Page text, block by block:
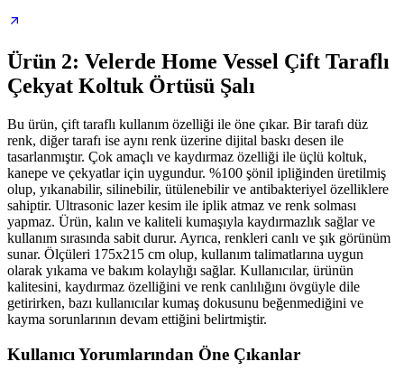
Ürün 2: Velerde Home Vessel Çift Taraflı
Çekyat Koltuk Örtüsü Şalı
Bu ürün, çift taraflı kullanım özelliği ile öne çıkar. Bir tarafı düz
renk, diğer tarafı ise aynı renk üzerine dijital baskı desen ile
tasarlanmıştır. Çok amaçlı ve kaydırmaz özelliği ile üçlü koltuk,
kanepe ve çekyatlar için uygundur. %100 şönil ipliğinden üretilmiş
olup, yıkanabilir, silinebilir, ütülenebilir ve antibakteriyel özelliklere
sahiptir. Ultrasonic lazer kesim ile iplik atmaz ve renk solması
yapmaz. Ürün, kalın ve kaliteli kumaşıyla kaydırmazlık sağlar ve
kullanım sırasında sabit durur. Ayrıca, renkleri canlı ve şık görünüm
sunar. Ölçüleri 175x215 cm olup, kullanım talimatlarına uygun
olarak yıkama ve bakım kolaylığı sağlar. Kullanıcılar, ürünün
kalitesini, kaydırmaz özelliğini ve renk canlılığını övgüyle dile
getirirken, bazı kullanıcılar kumaş dokusunu beğenmediğini ve
kayma sorunlarının devam ettiğini belirtmiştir.
Kullanıcı Yorumlarından Öne Çıkanlar